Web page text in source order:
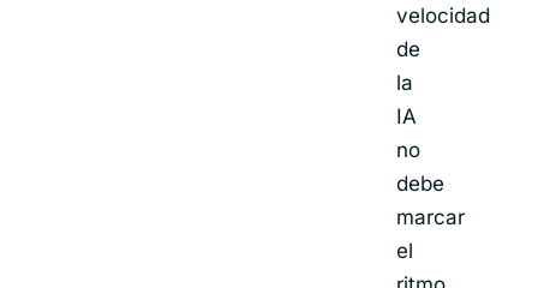
velocidad
de
la
IA
no
debe
marcar
el